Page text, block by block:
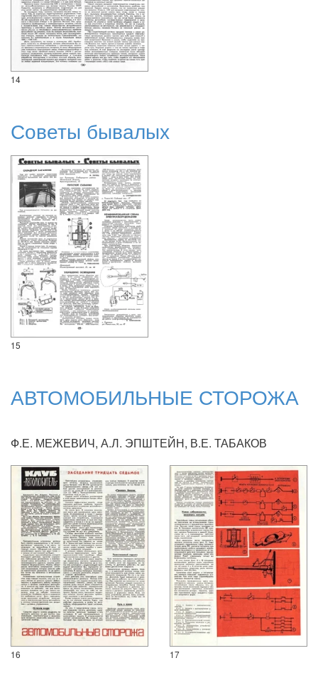
14
Советы бывалых
15
АВТОМОБИЛЬНЫЕ СТОРОЖА
Ф.Е. МЕЖЕВИЧ, А.Л. ЭПШТЕЙН, В.Е. ТАБАКОВ
16 17